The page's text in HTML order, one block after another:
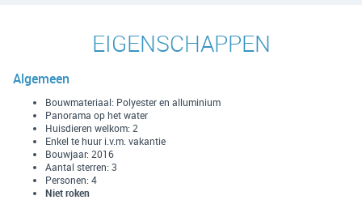
EIGENSCHAPPEN
Algemeen
Bouwmateriaal: Polyester en alluminium
Panorama op het water
Huisdieren welkom: 2
Enkel te huur i.v.m. vakantie
Bouwjaar: 2016
Aantal sterren: 3
Personen: 4
Niet roken